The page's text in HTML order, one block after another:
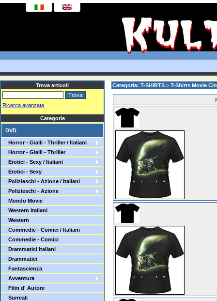
Trova articoli
Ricerca avanzata
Categorie
DVD
Horror - Gialli - Thriller / Italiani
Horror - Gialli - Thriller
Erotici - Sexy / Italiani
Erotici - Sexy
Polizieschi - Azione / Italiani
Polizieschi - Azione
Mondo Movie
Western Italiani
Western
Commedie - Comici / Italiani
Commedie - Comici
Drammatici Italiani
Drammatici
Fantascienza
Avventura
Film d' Autore
Surreali
Categoria: T-SHIRTS > T-Shirts Movie